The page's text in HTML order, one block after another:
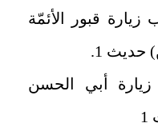
الأعمال/123 ثواب زيارة قبور الأئمّة
حديث 1.
4/583 فضل زيارة أبي الحسن